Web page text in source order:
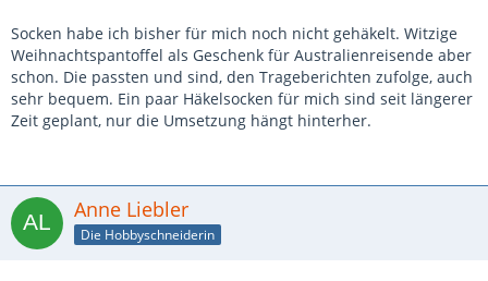
Socken habe ich bisher für mich noch nicht gehäkelt. Witzige
Weihnachtspantoffel als Geschenk für Australienreisende aber
schon. Die passten und sind, den Trageberichten zufolge, auch
sehr bequem. Ein paar Häkelsocken für mich sind seit längerer
Zeit geplant, nur die Umsetzung hängt hinterher.
Anne Liebler
Die Hobbyschneiderin